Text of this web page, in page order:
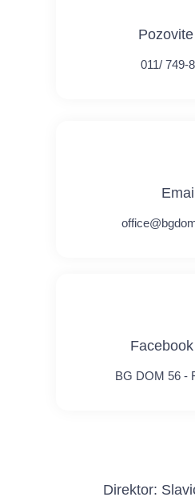
011/ 749-
BG DOM 56 -
Direktor: